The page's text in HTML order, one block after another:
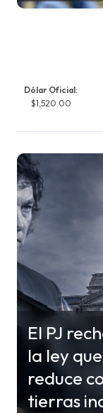
Dólar Oficial:
$1,520.00
El PJ
la ley
reduce
tierras